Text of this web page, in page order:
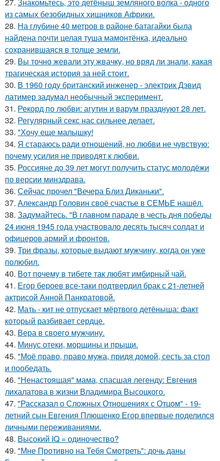
27. Знакомьтесь, это детёныш земляного волка - одного
из самых безобидных хищников Африки.
28. На глубине 40 метров в районе батагайки была
найдена почти целая туша мамонтёнка, идеально
сохранившаяся в толще земли.
29. Вы точно жевали эту жвачку, но вряд ли знали, какая
трагическая история за ней стоит.
30. В 1960 году британский инженер - электрик Дэвид
латимер задумал необычный эксперимент.
31. Рекорд по любви: агутин и варум празднуют 28 лет.
32. Регулярный секс нас сильнее делает.
33. "Хочу еще малышку!
34. Я стараюсь ради отношений, но любви не чувствую:
почему усилия не приводят к любви.
35. Россияне до 39 лет могут получить статус молодёжи
по версии минздрава.
36. Сейчас прочел "Вечера Близ Диканьки".
37. Александр Головин своё счастье в СЕМЬЕ нашёл.
38. Задумайтесь. "В главном параде в честь дня победы
24 июня 1945 года участвовало десять тысяч солдат и
офицеров армий и фронтов.
39. Три фразы, которые выдают мужчину, когда он уже
полюбил.
40. Вот почему в тибете так любят имбирный чай.
41. Егор бероев все-таки подтвердил брак с 21-летней
актрисой Анной Панкратовой.
42. Мать - кит не отпускает мёртвого детёныша: факт
который разбивает сердце.
43. Вера в своего мужчину.
44. Минус отеки, морщины и прыщи.
45. "Моё право, право мужа, придя домой, сесть за стол
и пообедать.
46. "Ненастоящая" мама, спасшая легенду: Евгения
лихалатова в жизни Владимира Высоцкого.
47. "Рассказал о Сложных Отношениях с Отцом" - 19-
летний сын Евгения Плющенко Егор впервые поделился
личными переживаниями.
48. Высокий IQ = одиночество?
49. "Мне Противно на Тебя Смотреть": дочь даны